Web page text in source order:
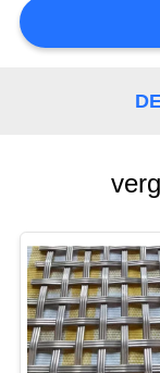
PRIVACY
POLICY